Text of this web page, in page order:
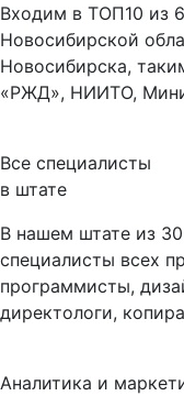
Входим в ТОП10 из
Новосибирской
Новосибирска,
«РЖД», НИИТО,
Все специалисты
в штате
В нашем штате из
специалисты всех
программисты,
директологи,
Аналитика и